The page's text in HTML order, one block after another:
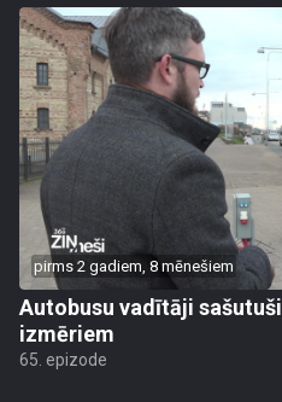
pirms 2 gadiem, 8 mēnešiem
Autobusu vadītāji
izmēriem
65. epizode